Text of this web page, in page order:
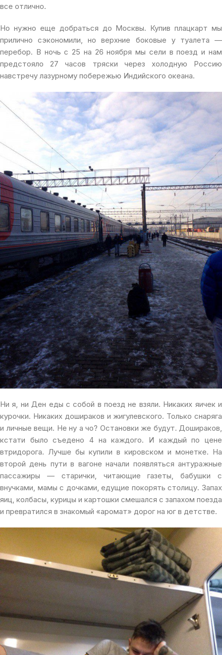
все отлично.
Но нужно еще добраться до Москвы. Купив плацкарт мы
прилично сэкономили, но верхние боковые у туалета —
перебор. В ночь с 25 на 26 ноября мы сели в поезд и нам
предстояло 27 часов тряски через холодную Россию
навстречу лазурному побережью Индийского океана.
Ни я, ни Ден еды с собой в поезд не взяли. Никаких яичек и
курочки. Никаких дошираков и жигулевского. Только снаряга
и личные вещи. Не ну а чо? Остановки же будут. Дошираков,
кстати было съедено 4 на каждого. И каждый по цене
втридорога. Лучше бы купили в кировском и монетке. На
второй день пути в вагоне начали появляться антуражные
пассажиры — старички, читающие газеты, бабушки с
внучками, мамы с дочками, едущие покорять столицу. Запах
яиц, колбасы, курицы и картошки смешался с запахом поезда
и превратился в знакомый «аромат» дорог на юг в детстве.